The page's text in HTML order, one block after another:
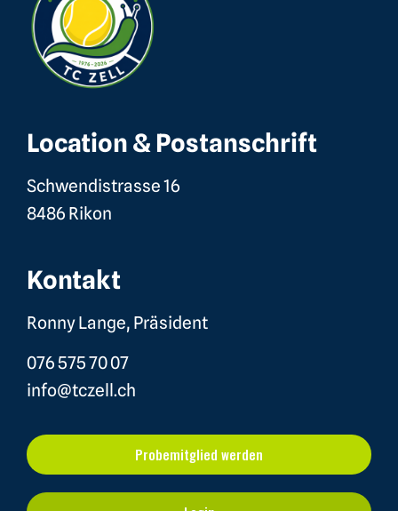
Location & Postanschrift
Schwendistrasse 16
8486 Rikon
Kontakt
Ronny Lange, Präsident
076 575 70 07
info@tczell.ch
Probemitglied werden